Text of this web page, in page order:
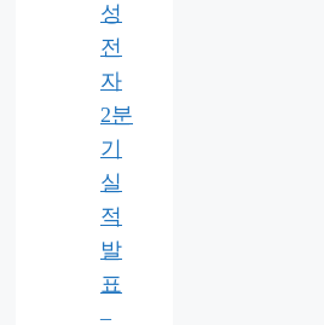
성
전
자
2분
기
실
적
발
표
–